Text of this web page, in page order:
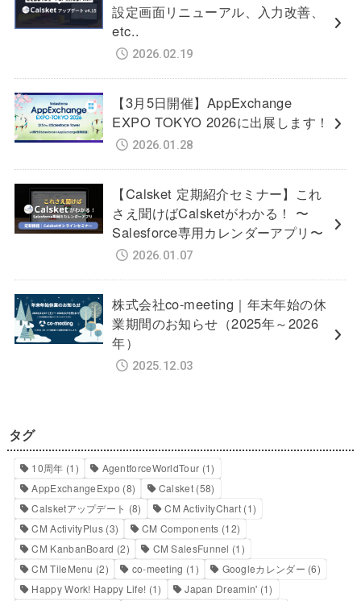
設定画面リニューアル、入力改善、
etc..
2026.02.19
【3月5日開催】AppExchange
EXPO TOKYO 2026に出展します！
2026.01.28
【Calsket 定期紹介セミナー】これ
さえ聞けばCalsketがわかる！ 〜
Salesforce専用カレンダーアプリ〜
2026.01.07
株式会社co-meeting｜年末年始の休
業期間のお知らせ（2025年～2026
年）
2025.12.03
タグ
10周年 (1) AgentforceWorldTour (1)
AppExchangeExpo (8) Calsket(58)
Calsketアップデート (8) CM ActivityChart (1)
CM ActivityPlus(3) CM Components (12)
CM KanbanBoard (2) CM SalesFunnel (1)
CM TileMenu (2) co-meeting (1) Googleカレンダー (6)
Happy Work! Happy Life! (1) Japan Dreamin' (1)